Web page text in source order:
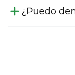
¿Puedo